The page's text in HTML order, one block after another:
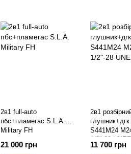
2в1 full-auto
пбс+пламегас S.L.A.
Military FH
21 000 грн
2в1
S441M24
1/2"-28 UNEF
11 700 грн